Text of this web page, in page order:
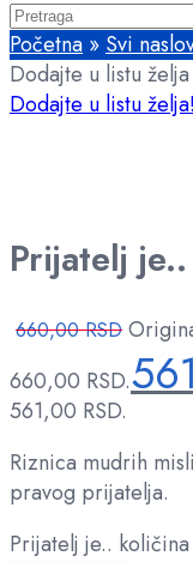
Početna » Svi
Dodajte u listu želja
Dodajte u listu želja!
Prijatelj je..
660,00RSD
660,00 RSD.
561,00 RSD.
Riznica mudrih
pravog prijatelja.
Prijatelj je.. količina